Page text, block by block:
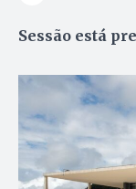
Sessão está